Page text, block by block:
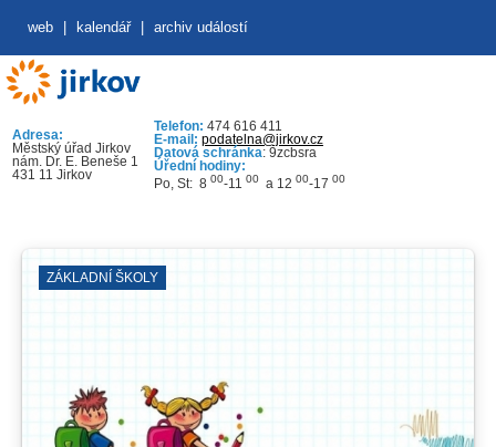
web kalendář archiv událostí
Adresa:
Městský úřad Jirkov
nám. Dr. E. Beneše 1
431 11 Jirkov
Telefon: 474 616 411
E-mail: podatelna@jirkov.cz
Datová schránka: 9zcbsra
Úřední hodiny:
Po, St: 8 00-11 00 a 12 00-17 00
ZÁKLADNÍ ŠKOLY